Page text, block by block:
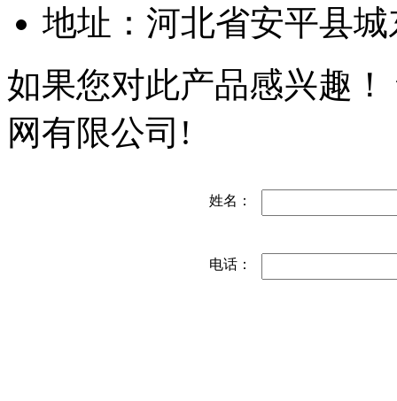
地址：河北省安平县
如果您对此产品感兴趣！
网有限公司!
姓名：
电话：